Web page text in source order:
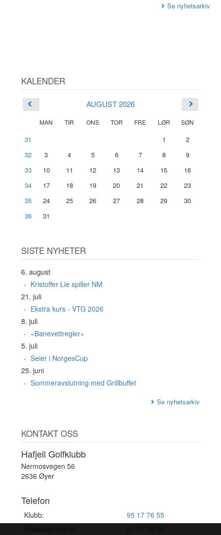
Se nyhetsarkiv
KALENDER
AUGUST 2026
MAN TIR ONS TOR FRE LØR SØN
31 1
2
32
3 4 5 6 7 8
9
33
10 11 12 13 14 15
16
34
17 18 19 20 21 22
23
35
24 25 26 27 28 29
30
36
31
SISTE NYHETER
6. august
Kristoffer Lie spiller NM
21. juli
Ekstra kurs - VTG 2026
8. juli
«Banevettregler»
5. juli
Seier i NorgesCup
25. juni
Sommeravslutning med Grillbuffet
Se nyhetsarkiv
KONTAKT OSS
Hafjell Golfklubb
Nermosvegen 56
2636 Øyer
Telefon
Klubb:
95 17 76 55